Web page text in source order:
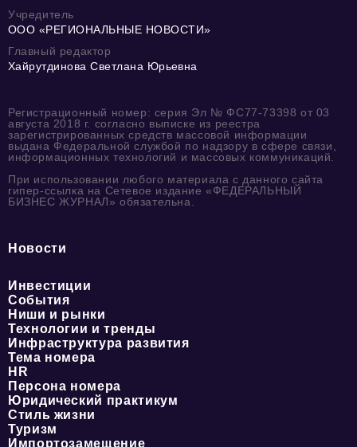
Учредитель
ООО «РЕГИОНАЛЬНЫЕ НОВОСТИ»
Главный редактор
Хайрутдинова Светлана Юрьевна
Регистрационный номер: серия Эл № ФС77-73398 от 03
августа 2018 г. согласно выписке из реестра
зарегистрированных средств массовой информации
выдана Федеральной службой по надзору в сфере связи,
информационных технологий и массовых коммуникаций.
При использовании любого материала с данного сайта
гипер-ссылка на Сетевое издание «ФЕДЕРАЛЬНЫЙ
БИЗНЕС ЖУРНАЛ» обязательна.
Новости
Инвестиции
События
Ниши и рынки
Технологии и тренды
Инфраструктура развития
Тема номера
HR
Персона номера
Юридический практикум
Стиль жизни
Туризм
Импортозамещение